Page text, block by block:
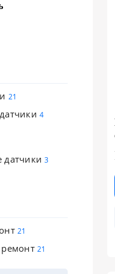
21
4
датчики3
21
21